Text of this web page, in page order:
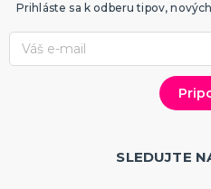
Prihláste sa k odberu tipov,
SLEDUJTE